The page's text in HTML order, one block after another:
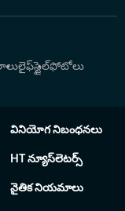
లైఫ్‌స్టైల్ఫోటోలు
వినియోగ నిబంధనలు
HT న్యూస్‌లెటర్స్
నైతిక నియమాలు